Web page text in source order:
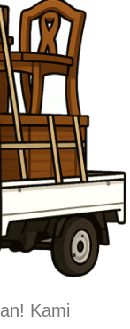
Kami